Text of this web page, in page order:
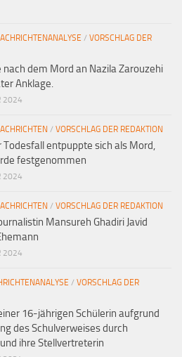
/ VORSCHLAG DER
dem Mord an Nazila Zarouzehi
Anklage.
2024
/ VORSCHLAG DER REDAKTION
entpuppte sich als Mord,
festgenommen
2024
/ VORSCHLAG DER REDAKTION
Mansureh Ghadiri Javid
2024
/ VORSCHLAG DER
16-jährigen Schülerin aufgrund
des Schulverweises durch
ihre Stellvertreterin